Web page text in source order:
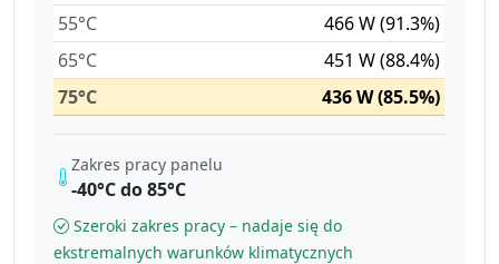
55°C
466 W (91.3%)
65°C
451 W (88.4%)
75°C
436 W (85.5%)
Zakres pracy panelu
-40°C do 85°C
Szeroki zakres pracy – nadaje się do
ekstremalnych warunków klimatycznych